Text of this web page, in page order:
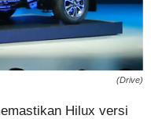
(Drive)
Hilux versi